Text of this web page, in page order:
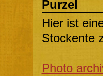
Purzel
Hier ist
Stockente
Photo